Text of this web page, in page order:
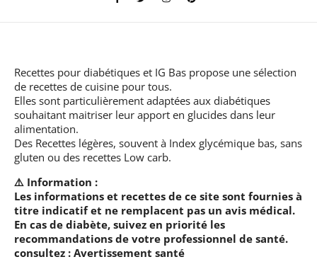
Recettes pour diabétiques et IG Bas propose une sélection
de recettes de cuisine pour tous.
Elles sont particulièrement adaptées aux diabétiques
souhaitant maitriser leur apport en glucides dans leur
alimentation.
Des Recettes légères, souvent à Index glycémique bas, sans
gluten ou des recettes Low carb.
⚠️ Information :
Les informations et recettes de ce site sont fournies à
titre indicatif et ne remplacent pas un avis médical.
En cas de diabète, suivez en priorité les
recommandations de votre professionnel de santé.
consultez : Avertissement santé